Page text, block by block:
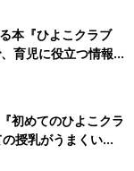
本『ひよこクラブ
育児に役立つ情報が
初めてのひよこクラ
授乳がうまくい
のトラブル 解決テ